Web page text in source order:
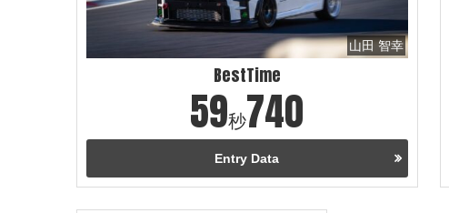
山田 智幸
BestTime
59秒740
Entry Data